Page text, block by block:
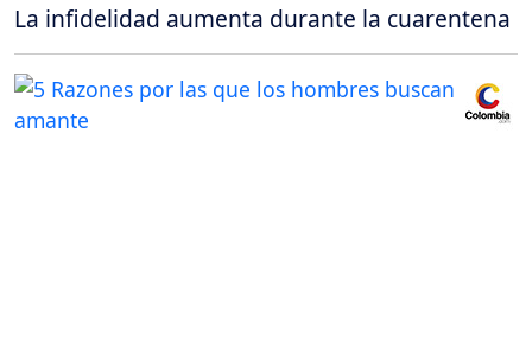
La infidelidad aumenta durante la cuarentena